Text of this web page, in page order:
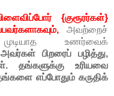
{குரூரர்கள்}
அவற்றைச்
உணர்வைக்
அவர்கள் பிறரைப் பழித்து,
தங்களுக்கு உரியவை
எப்போதும் கருதிக்